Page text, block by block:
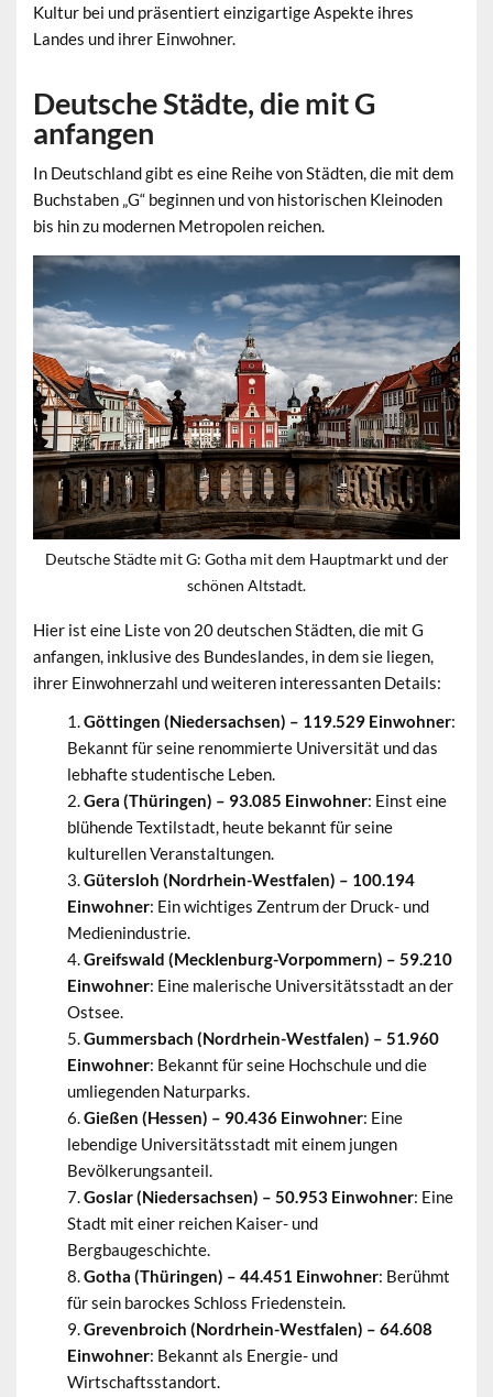
Kultur bei und präsentiert einzigartige Aspekte ihres
Landes und ihrer Einwohner.
Deutsche Städte, die mit G
anfangen
In Deutschland gibt es eine Reihe von Städten, die mit dem
Buchstaben „G“ beginnen und von historischen Kleinoden
bis hin zu modernen Metropolen reichen.
Deutsche Städte mit G: Gotha mit dem Hauptmarkt und der
schönen Altstadt.
Hier ist eine Liste von 20 deutschen Städten, die mit G
anfangen, inklusive des Bundeslandes, in dem sie liegen,
ihrer Einwohnerzahl und weiteren interessanten Details:
Göttingen (Niedersachsen) – 119.529 Einwohner:
Bekannt für seine renommierte Universität und das
lebhafte studentische Leben.
Gera (Thüringen) – 93.085 Einwohner: Einst eine
blühende Textilstadt, heute bekannt für seine
kulturellen Veranstaltungen.
Gütersloh (Nordrhein-Westfalen) – 100.194
Einwohner: Ein wichtiges Zentrum der Druck- und
Medienindustrie.
Greifswald (Mecklenburg-Vorpommern) – 59.210
Einwohner: Eine malerische Universitätsstadt an der
Ostsee.
Gummersbach (Nordrhein-Westfalen) – 51.960
Einwohner: Bekannt für seine Hochschule und die
umliegenden Naturparks.
Gießen (Hessen) – 90.436 Einwohner: Eine
lebendige Universitätsstadt mit einem jungen
Bevölkerungsanteil.
Goslar (Niedersachsen) – 50.953 Einwohner: Eine
Stadt mit einer reichen Kaiser- und
Bergbaugeschichte.
Gotha (Thüringen) – 44.451 Einwohner: Berühmt
für sein barockes Schloss Friedenstein.
Grevenbroich (Nordrhein-Westfalen) – 64.608
Einwohner: Bekannt als Energie- und
Wirtschaftsstandort.